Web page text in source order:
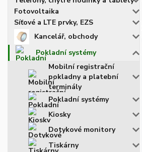
Fotovoltaika
Síťové a LTE prvky, EZS
Kancelář, obchody
Pokladní systémy
Mobilní registrační
pokladny a platební
terminály
Pokladní systémy
Kiosky
Dotykové monitory
Tiskárny